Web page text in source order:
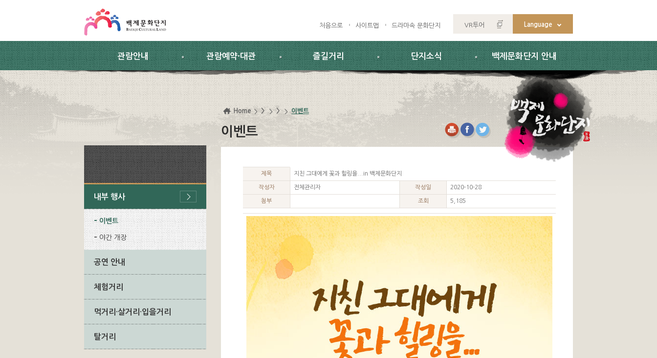
처음으로 사이트맵 드라마속 문화단지 VR투어 Language
관람안내 관람예약·대관 즐길거리 단지소식 백제문화단지 안내
내부 행사
이벤트
야간 개장
공연 안내
체험거리
먹거리·살거리·입을거리
탈거리
Home > > 이벤트
이벤트
제목 지친 그대에게 꽃과 힐링을...in 백제문화단지
작성자 전체관리자 작성일 2020-10-28
첨부 조회 5,185